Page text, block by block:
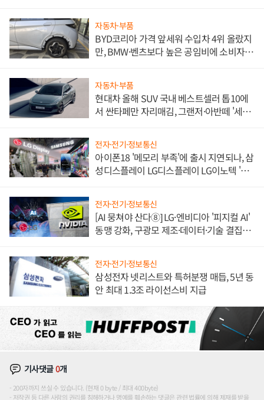
자동차·부품
BYD코리아 가격 앞세워 수입차 4위 올랐지
만, BMW·벤츠보다 높은 공임비에 소비자
자동차·부품
현대차 올해 SUV 국내 베스트셀러 톱10에
서 싼타페만 자리매김, 그랜저·아반떼 '세단
전자·전기·정보통신
아이폰18 '메모리 부족'에 출시 지연되나, 삼
성디스플레이 LG디스플레이 LG이노텍 '탈
전자·전기·정보통신
[AI 뭉쳐야 산다⑧] LG·엔비디아 '피지컬 AI'
동맹 강화, 구광모 제조·데이터·기술 결집
전자·전기·정보통신
삼성전자 넷리스트와 특허분쟁 매듭, 5년 동
안 최대 1.3조 라이선스비 지급
기사댓글0개
200자까지 쓰실 수 있습니다. (현재 0 byte / 최대 400byte)
저작권 등 다른 사람의 권리를 침해하거나 명예를 훼손하는 댓글은 관련 법률에 의해 제재를 받을